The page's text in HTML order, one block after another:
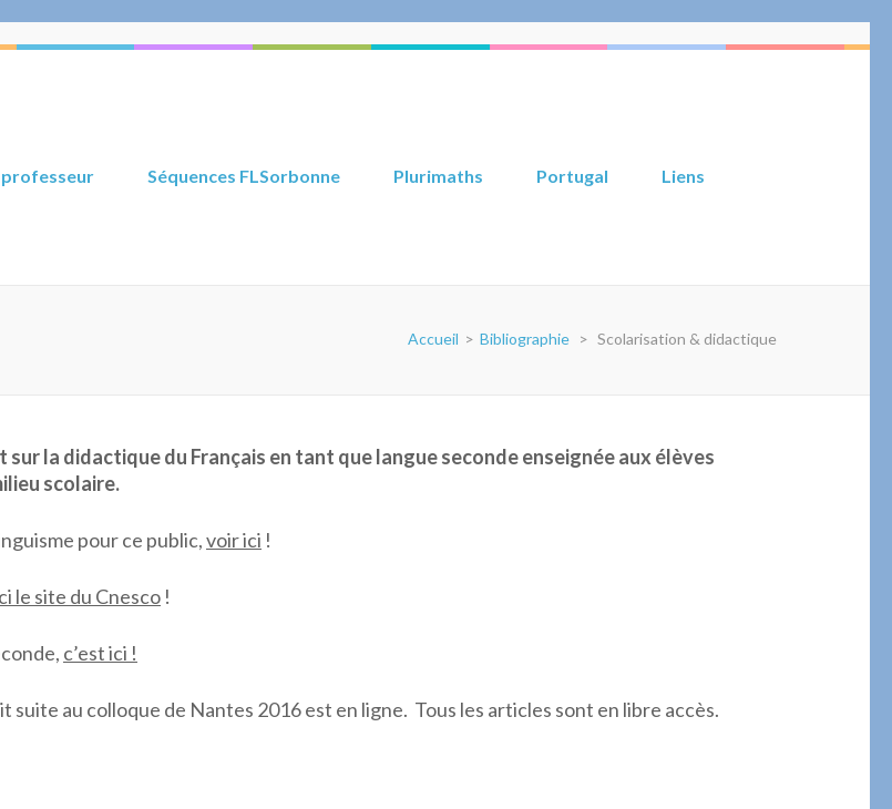
professeur Séquences FLSorbonne Plurimaths Portugal Liens
Accueil > Bibliographie > Scolarisation & didactique
la didactique du Français en tant que langue seconde enseignée aux élèves
scolaire.
pour ce public,voir ici !
le site du Cnesco !
c’est ici !
suite au colloque de Nantes 2016 est en ligne. Tous les articles sont en libre accès.